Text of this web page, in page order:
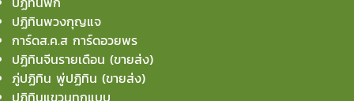
ปฏิทินพวงกุญแจ
การ์ดส.ค.ส การ์ดอวยพร
ปฏิทินจีนรายเดือน (ขายส่ง)
ภู่ปฏิทิน พู่ปฏิทิน (ขายส่ง)
ปฏิทินแขวนทุกแบบ